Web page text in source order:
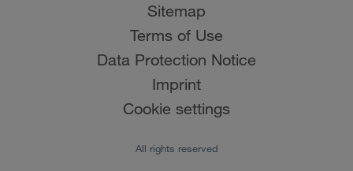
Sitemap
Terms of Use
Data Protection Notice
Imprint
Cookie settings
All rights reserved